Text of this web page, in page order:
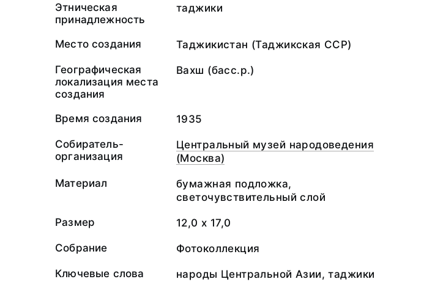
Этническая
принадлежность
таджики
Место создания Таджикистан (Таджикская ССР)
Географическая
локализация места
создания
Вахш (басс.р.)
Время создания 1935
Собиратель-
организация
Центральный музей народоведения
(Москва)
Материал
бумажная подложка,
светочувствительный слой
Размер 12,0 х 17,0
Собрание Фотоколлекция
Ключевые слова народы Центральной Азии, таджики